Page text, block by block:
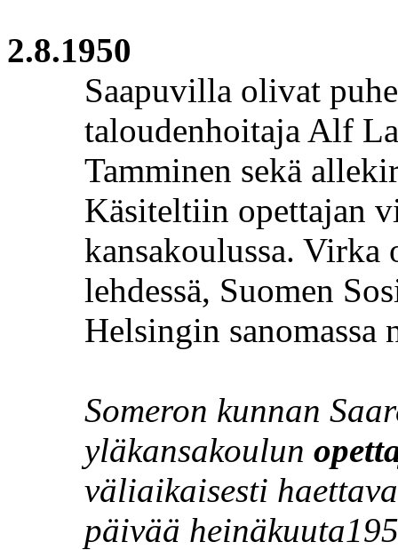
2.8.1950
Saapuvilla olivat
taloudenhoitaja Alf
Tamminen sekä
Käsiteltiin opettajan
kansakoulussa.
lehdessä, Suomen
Helsingin
Someron kunnan
yläkansakoulun
väliaikaisesti
päivää